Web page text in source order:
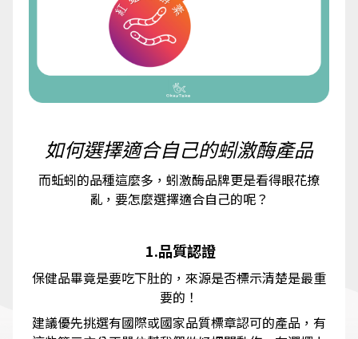
如何選擇適合自己的蚓激酶產品
而蚯蚓的品種這麼多，蚓激酶品牌更是看得眼花撩
亂，要怎麼選擇適合自己的呢？
1.品質認證
保健品畢竟是要吃下肚的，來源是否標示清楚是最重
要的！
建議優先挑選有國際或國家品質標章認可的產品，有